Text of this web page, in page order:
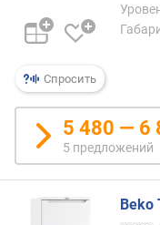
)
о
р
о
з
и
л
Спросить
5 480 — 6
5 предложений
Beko